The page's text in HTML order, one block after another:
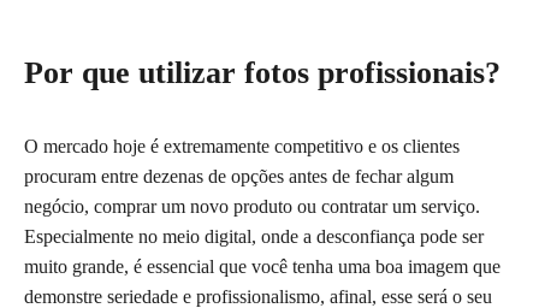
Por que utilizar fotos profissionais?
O mercado hoje é extremamente competitivo e os clientes
procuram entre dezenas de opções antes de fechar algum
negócio, comprar um novo produto ou contratar um serviço.
Especialmente no meio digital, onde a desconfiança pode ser
muito grande, é essencial que você tenha uma boa imagem que
demonstre seriedade e profissionalismo, afinal, esse será o seu